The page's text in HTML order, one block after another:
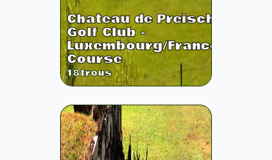
Chateau de Preisch
Golf Club -
Luxembourg/France
Course
18trous